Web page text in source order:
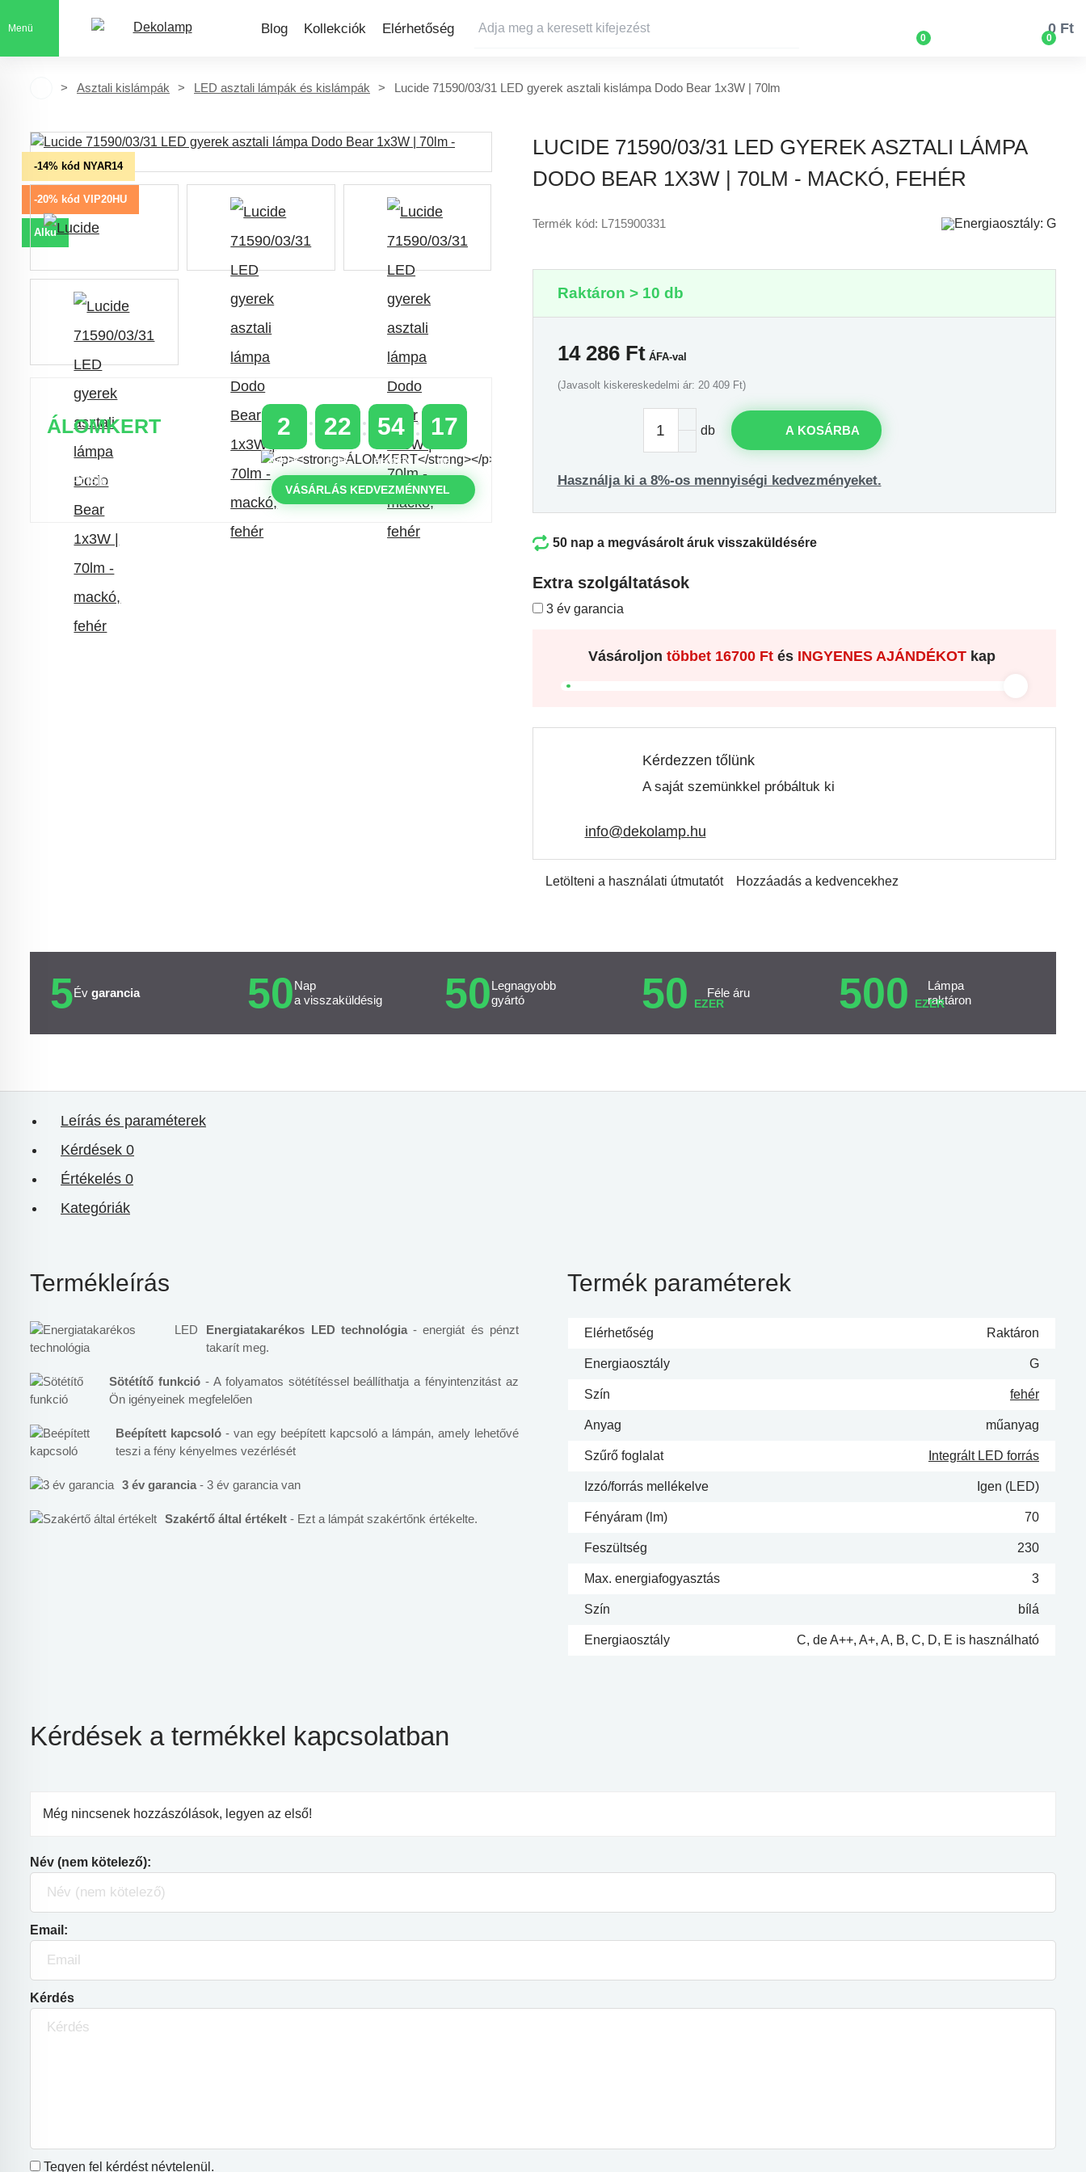
Menü Blog Kollekciók Elérhetőség
0 0
0 Ft
Asztali kislámpák LED asztali lámpák és kislámpák Lucide 71590/03/31 LED gyerek asztali kislámpa Dodo Bear 1x3W | 70lm
LUCIDE 71590/03/31 LED GYEREK ASZTALI LÁMPA
DODO BEAR 1X3W | 70LM - MACKÓ, FEHÉR
-14% kód NYAR14
-20% kód VIP20HU
Alku
ÁLOMKERT
000 Ft feletti rendelés esetén
2
NAPOK
22
ÓRÁK
54
PERCEK
16
MP
VÁSÁRLÁS KEDVEZMÉNNYEL
Termék kód: L715900331
Raktáron > 10 db
14 286FtÁFA-val
(Javasolt kiskereskedelmi ár: 20 409 Ft)
db A KOSÁRBA
Használja ki a 8%-os mennyiségi kedvezményeket.
50 nap a megvásárolt áruk visszaküldésére
Extra szolgáltatások
3 év garancia
Vásároljon többet 16700 Ft és INGYENES AJÁNDÉKOT kap
Kérdezzen tőlünk
A saját szemünkkel próbáltuk ki
info@dekolamp.hu
Letölteni a használati útmutatót Hozzáadás a kedvencekhez
5Év garancia 50Nap
a visszaküldésig
50Legnagyobb
gyártó
50 EZER
Féle áru 500 EZER
Lámpa
raktáron
Leírás és paraméterek
Kérdések 0
Értékelés 0
Kategóriák
Termékleírás
Energiatakarékos LED technológia- energiát és pénzt
takarít meg.
Sötétítő funkció - A folyamatos sötétítéssel beállíthatja a fényintenzitást az
Ön igényeinek megfelelően
Beépített kapcsoló- van egy beépített kapcsoló a lámpán, amely lehetővé
teszi a fény kényelmes vezérlését
3 év garancia - 3 év garancia van
Szakértő által értékelt - Ezt a lámpát szakértőnk értékelte.
Termék paraméterek
Elérhetőség Raktáron
Energiaosztály G
Szín fehér
Anyag műanyag
Szűrő foglalat Integrált LED forrás
Izzó/forrás mellékelve Igen (LED)
Fényáram (lm) 70
Feszültség 230
Max. energiafogyasztás 3
Szín bílá
Energiaosztály C, de A++, A+, A, B, C, D, E is használható
Kérdések a termékkel kapcsolatban
Még nincsenek hozzászólások, legyen az első!
Név (nem kötelező):
Email:
Kérdés
Tegyen fel kérdést névtelenül.